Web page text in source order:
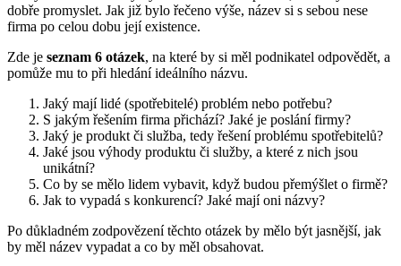
dobře promyslet. Jak již bylo řečeno výše, název si s sebou nese
firma po celou dobu její existence.
Zde je seznam 6 otázek, na které by si měl podnikatel odpovědět, a
pomůže mu to při hledání ideálního názvu.
Jaký mají lidé (spotřebitelé) problém nebo potřebu?
S jakým řešením firma přichází? Jaké je poslání firmy?
Jaký je produkt či služba, tedy řešení problému spotřebitelů?
Jaké jsou výhody produktu či služby, a které z nich jsou
unikátní?
Co by se mělo lidem vybavit, když budou přemýšlet o firmě?
Jak to vypadá s konkurencí? Jaké mají oni názvy?
Po důkladném zodpovězení těchto otázek by mělo být jasnější, jak
by měl název vypadat a co by měl obsahovat.